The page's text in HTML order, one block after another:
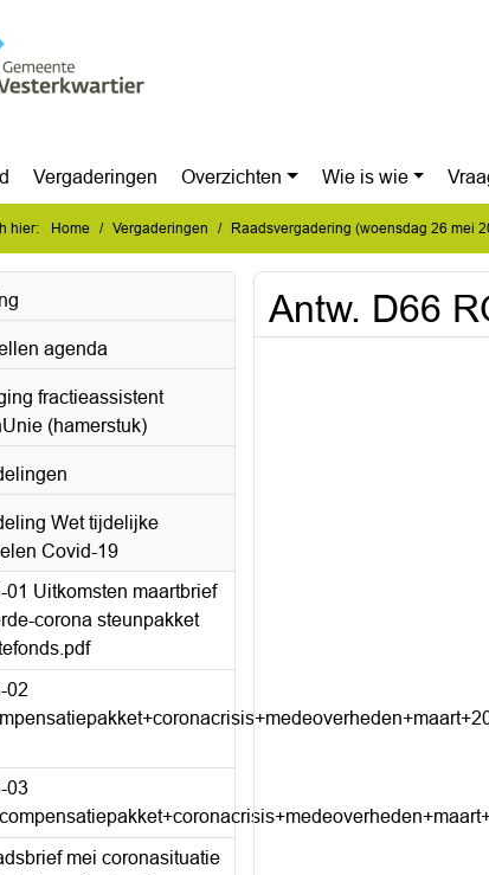
Vergaderingen Overzichten Wie is wie
hier: Home Vergaderingen Raadsvergadering (woensdag 26 mei
agenda
fractieassistent
(hamerstuk)
Wet tijdelijke
Covid-19
01 Uitkomsten maartbrief
corona steunpakket
02
03
mei coronasituatie
Antw. D66